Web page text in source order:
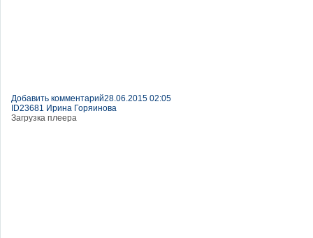
Добавить комментарий28.06.2015 02:05
ID23681 Ирина Горяинова
Загрузка плеера